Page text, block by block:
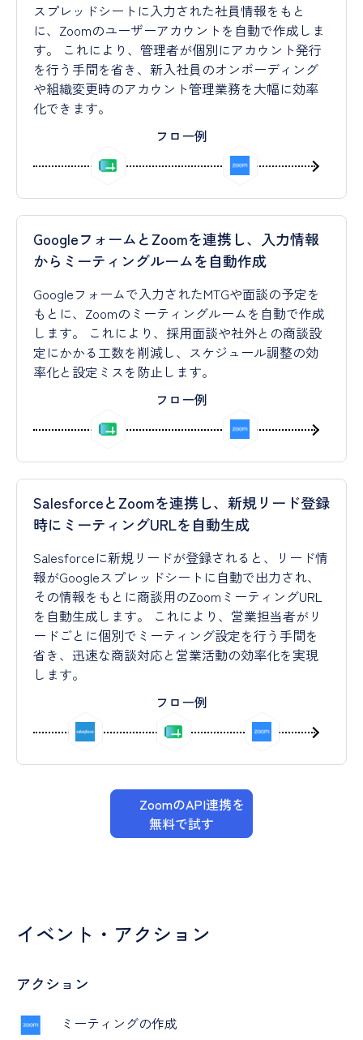
スプレッドシートに入力された社員情報をもと
に、Zoomのユーザーアカウントを自動で作成しま
す。 これにより、管理者が個別にアカウント発行
を行う手間を省き、新入社員のオンボーディング
や組織変更時のアカウント管理業務を大幅に効率
化できます。
フロー例
GoogleフォームとZoomを連携し、入力情報
からミーティングルームを自動作成
Googleフォームで入力されたMTGや面談の予定を
もとに、Zoomのミーティングルームを自動で作成
します。 これにより、採用面談や社外との商談設
定にかかる工数を削減し、スケジュール調整の効
率化と設定ミスを防止します。
フロー例
SalesforceとZoomを連携し、新規リード登録
時にミーティングURLを自動生成
Salesforceに新規リードが登録されると、リード情
報がGoogleスプレッドシートに自動で出力され、
その情報をもとに商談用のZoomミーティングURL
を自動生成します。 これにより、営業担当者がリ
ードごとに個別でミーティング設定を行う手間を
省き、迅速な商談対応と営業活動の効率化を実現
します。
フロー例
ZoomのAPI連携を
無料で試す
イベント・アクション
アクション
ミーティングの作成